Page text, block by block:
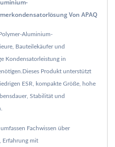
Von APAQ
Aluminium-
Bauteilekäufer und
Kondensatorleistung in
Produkt unterstützt
ESR, kompakte Größe, hohe
Stabilität und
Fachwissen über
Erfahrung mit